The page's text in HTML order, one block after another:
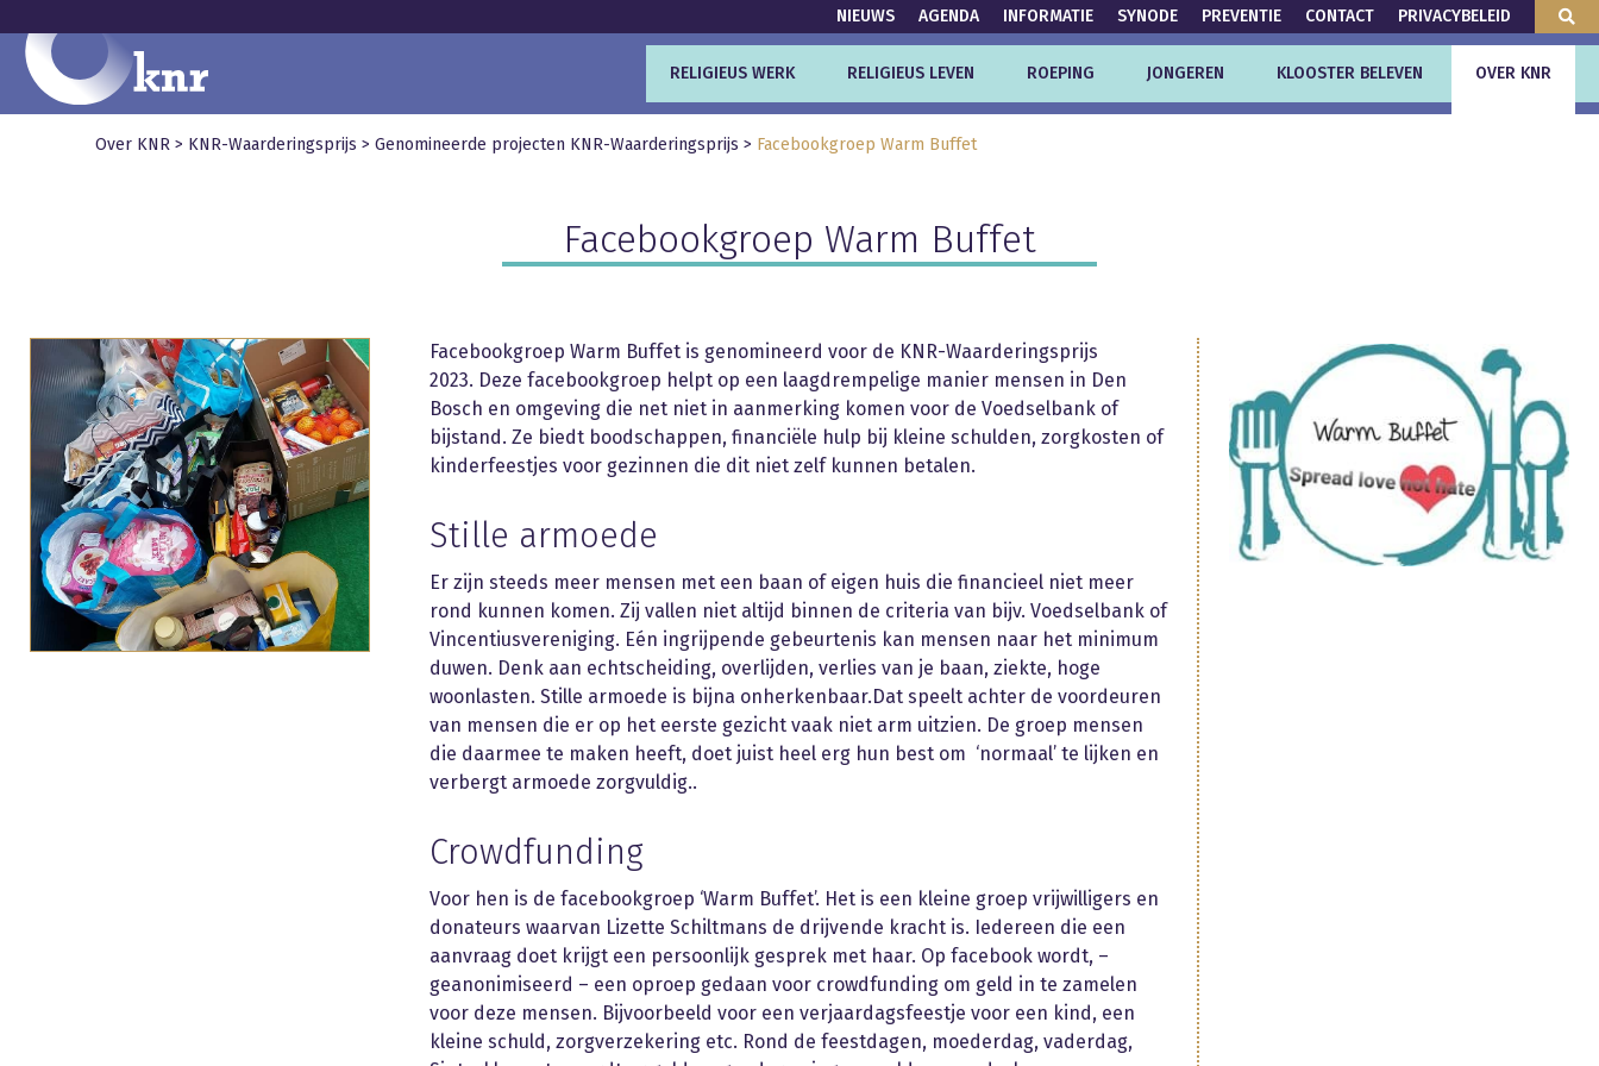
NIEUWS AGENDA INFORMATIE SYNODE PREVENTIE CONTACT PRIVACYBELEID
RELIGIEUS WERK RELIGIEUS LEVEN ROEPING JONGEREN KLOOSTER BELEVEN OVER KNR
Over KNR > KNR-Waarderingsprijs > Genomineerde projecten KNR-Waarderingsprijs > Facebookgroep Warm Buffet
Facebookgroep Warm Buffet
Facebookgroep Warm Buffet is genomineerd voor de KNR-Waarderingsprijs
2023. Deze facebookgroep helpt op een laagdrempelige manier mensen in Den
Bosch en omgeving die net niet in aanmerking komen voor de Voedselbank of
bijstand. Ze biedt boodschappen, financiële hulp bij kleine schulden, zorgkosten of
kinderfeestjes voor gezinnen die dit niet zelf kunnen betalen.
Stille armoede
Er zijn steeds meer mensen met een baan of eigen huis die financieel niet meer
rond kunnen komen. Zij vallen niet altijd binnen de criteria van bijv. Voedselbank of
Vincentiusvereniging. Eén ingrijpende gebeurtenis kan mensen naar het minimum
duwen. Denk aan echtscheiding, overlijden, verlies van je baan, ziekte, hoge
woonlasten. Stille armoede is bijna onherkenbaar.Dat speelt achter de voordeuren
van mensen die er op het eerste gezicht vaak niet arm uitzien. De groep mensen
die daarmee te maken heeft, doet juist heel erg hun best om ‘normaal’ te lijken en
verbergt armoede zorgvuldig..
Crowdfunding
Voor hen is de facebookgroep ‘Warm Buffet’. Het is een kleine groep vrijwilligers en
donateurs waarvan Lizette Schiltmans de drijvende kracht is. Iedereen die een
aanvraag doet krijgt een persoonlijk gesprek met haar. Op facebook wordt, –
geanonimiseerd – een oproep gedaan voor crowdfunding om geld in te zamelen
voor deze mensen. Bijvoorbeeld voor een verjaardagsfeestje voor een kind, een
kleine schuld, zorgverzekering etc. Rond de feestdagen, moederdag, vaderdag,